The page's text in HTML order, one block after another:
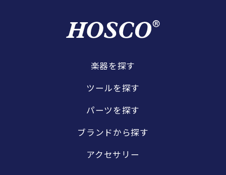
楽器を探す
ツールを探す
パーツを探す
ブランドから探す
アクセサリー